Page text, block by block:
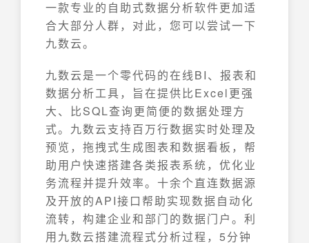
一款专业的自助式数据分析软件更加适
合大部分人群，对此，您可以尝试一下
九数云。
九数云是一个零代码的在线BI、报表和
数据分析工具，旨在提供比Excel更强
大、比SQL查询更简便的数据处理方
式。九数云支持百万行数据实时处理及
预览，拖拽式生成图表和数据看板，帮
助用户快速搭建各类报表系统，优化业
务流程并提升效率。十余个直连数据源
及开放的API接口帮助实现数据自动化
流转，构建企业和部门的数据门户。利
用九数云搭建流程式分析过程，5分钟